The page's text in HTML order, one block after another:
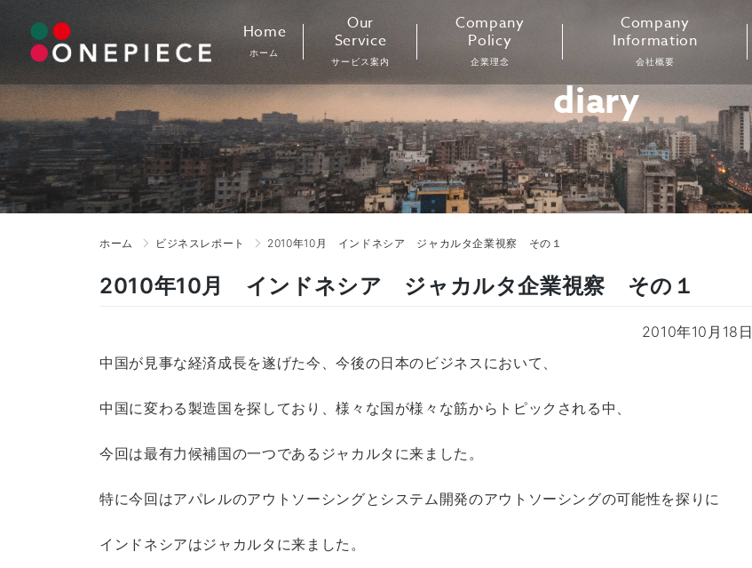
content
Home
ホーム
Our
Service
サービス案内
Company
Policy
企業理念
Company
Information
会社概要
diary
ホーム ビジネスレポート 2010年10月 インドネシア ジャカルタ企業視察 その１
2010年10月 インドネシア ジャカルタ企業視察 その１
2010年10月18日
中国が見事な経済成長を遂げた今、今後の日本のビジネスにおいて、
中国に変わる製造国を探しており、様々な国が様々な筋からトピックされる中、
今回は最有力候補国の一つであるジャカルタに来ました。
特に今回はアパレルのアウトソーシングとシステム開発のアウトソーシングの可能性を探りに
インドネシアはジャカルタに来ました。